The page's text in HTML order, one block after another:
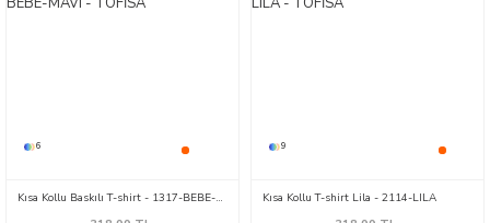
6
Kısa Kollu Baskılı T-shirt - 1317-BEBE-MAVI
9
Kısa Kollu T-shirt Lila - 2114-LILA